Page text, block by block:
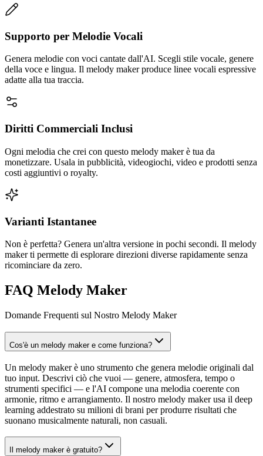
Supporto per Melodie Vocali
Genera melodie con voci cantate dall'AI. Scegli stile vocale, genere
della voce e lingua. Il melody maker produce linee vocali espressive
adatte alla tua traccia.
Diritti Commerciali Inclusi
Ogni melodia che crei con questo melody maker è tua da
monetizzare. Usala in pubblicità, videogiochi, video e prodotti senza
costi aggiuntivi o royalty.
Varianti Istantanee
Non è perfetta? Genera un'altra versione in pochi secondi. Il melody
maker ti permette di esplorare direzioni diverse rapidamente senza
ricominciare da zero.
FAQ Melody Maker
Domande Frequenti sul Nostro Melody Maker
Cos'è un melody maker e come funziona?
Un melody maker è uno strumento che genera melodie originali dal
tuo input. Descrivi ciò che vuoi — genere, atmosfera, tempo o
strumenti specifici — e l'AI compone una melodia coerente con
armonie, ritmo e arrangiamento. Il nostro melody maker usa il deep
learning addestrato su milioni di brani per produrre risultati che
suonano musicalmente naturali, non casuali.
Il melody maker è gratuito?